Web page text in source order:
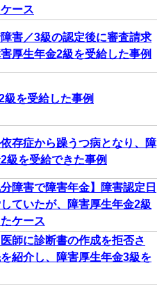
ース
害／3級の認定後に審査請求
厚生年金2級を受給した事例
を受給した事例
存症から躁うつ病となり、障
級を受給できた事例
分障害で障害年金】障害認定日
ていたが、障害厚生年金2級
ケース
師に診断書の作成を拒否さ
紹介し、障害厚生年金3級を